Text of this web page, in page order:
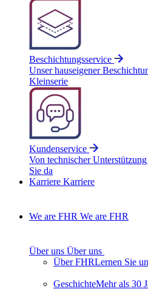
Beschichtungsservice
Unser hauseigener
Kleinserie
Kundenservice
Von technischer
Sie da
Karriere Karriere
We are FHR We are FHR
Über uns Über uns
Über FHRLernen Sie
GeschichteMehr als 30